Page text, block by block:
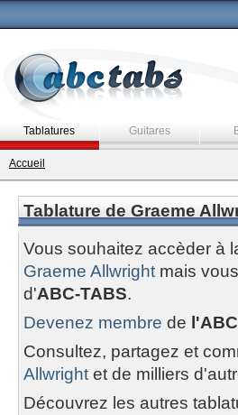
Tablatures Guitares
Accueil
Tablature de Graeme
Vous souhaitez accèder à
Graeme Allwrightmais
d'ABC-TABS.
Devenez membre de
Consultez, partagez et
Allwrightet de milliers
Découvrez les autres